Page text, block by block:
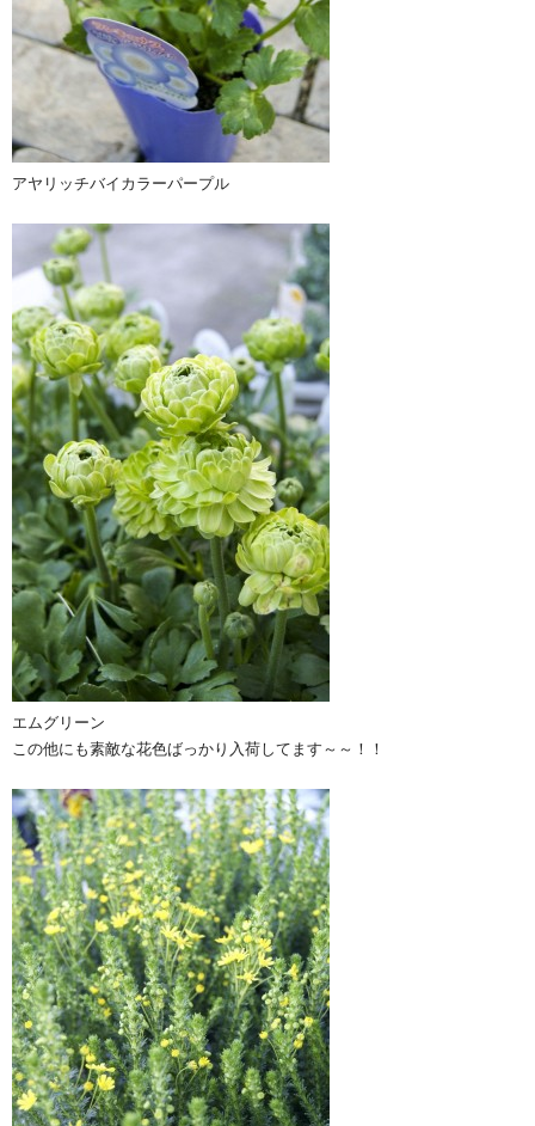
アヤリッチバイカラーパープル
エムグリーン
この他にも素敵な花色ばっかり入荷してます～～！！